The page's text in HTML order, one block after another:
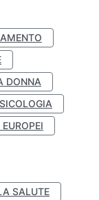
DONNA
SALUTE